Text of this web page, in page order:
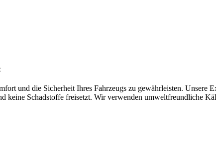
und die Sicherheit Ihres Fahrzeugs zu gewährleisten. Unsere
keine Schadstoffe freisetzt. Wir verwenden umweltfreundliche